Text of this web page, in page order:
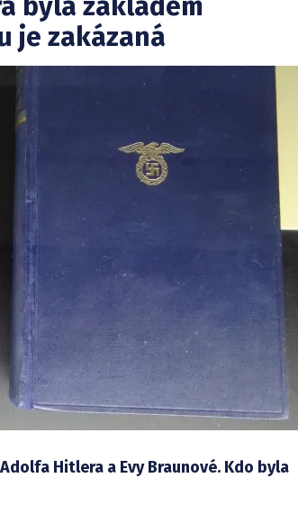
je zakázaná
Hitlera a Evy Braunové. Kdo byla